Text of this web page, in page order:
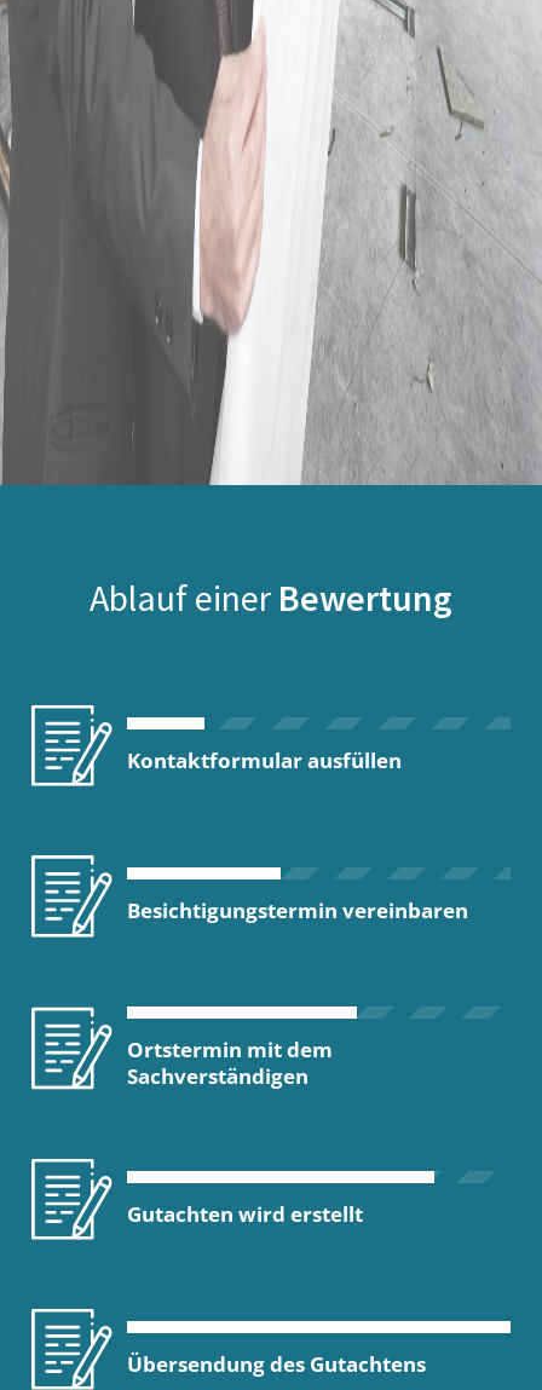
Ablauf einer Bewertung
Kontaktformular ausfüllen
Besichtigungstermin vereinbaren
Ortstermin mit dem
Sachverständigen
Gutachten wird erstellt
Übersendung des Gutachtens